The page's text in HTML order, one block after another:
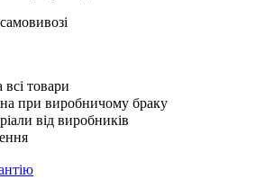
всі товари
при виробничому браку
від виробників